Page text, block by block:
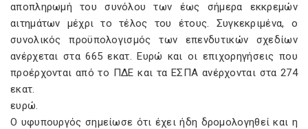
αποπληρωμή του συνόλου των έως σήμερα εκκρεμών
αιτημάτων μέχρι το τέλος του έτους. Συγκεκριμένα, ο
συνολικός προϋπολογισμός των επενδυτικών σχεδίων
ανέρχεται στα 665 εκατ. Ευρώ και οι επιχορηγήσεις που
προέρχονται από το ΠΔΕ και τα ΕΣΠΑ ανέρχονται στα 274
εκατ.
ευρώ.
Ο υφυπουργός σημείωσε ότι έχει ήδη δρομολογηθεί και η